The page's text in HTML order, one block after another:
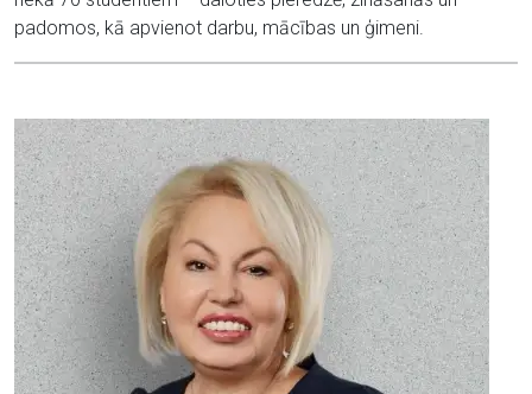
padomos, kā apvienot darbu, mācības un ģimeni.